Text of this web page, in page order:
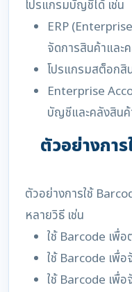
โปรแกรมบัญชีได้ เช่น
ERP
จัดการสินค้าและ
โปรแกรมสต็อกสิ
Enterprise
บัญชีและคลังสินค้
ตัวอย่างกา
ตัวอย่างการใช้
หลายวิธี เช่น
ใช้ Barcode เพื่
ใช้ Barcode เพื่
ใช้ Barcode เพื่